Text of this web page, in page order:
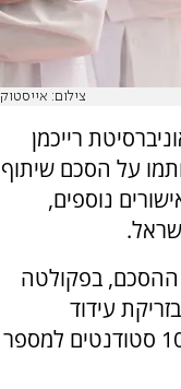
צילום: אייסטוק
רייכמן
חתמו על הסכם שיתוף
נוספים,
ההסכם, בפקולטה
בזריקת עידוד
ותוספת משמעותית תוספת של כ־10% סטודנטים למספר